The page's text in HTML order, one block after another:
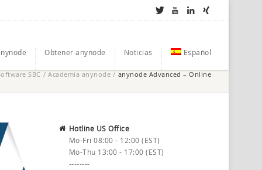
Obtener anynode Noticias Español
SBC / Academia anynode / anynode Advanced – Online
Hotline US Office
Mo-Fri 08:00 - 12:00 (EST)
Mo-Thu 13:00 - 17:00 (EST)
--------